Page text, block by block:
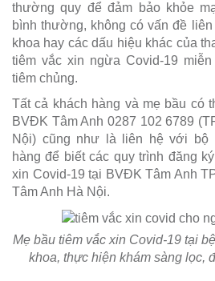
thường quy để đảm bảo khỏe
bình thường, không có vấn đề
khoa hay các dấu hiệu khác của
tiêm vắc xin ngừa Covid-19
tiêm chủng.
Tất cả khách hàng và mẹ bầu có
BVĐK Tâm Anh 0287 102 6789
Nội) cũng như là liên hệ với bộ
hàng để biết các quy trình đăng
xin Covid-19 tại BVĐK Tâm Anh
Tâm Anh Hà Nội.
Mẹ bầu tiêm vắc xin Covid-19 tại
khoa, thực hiện khám sàng lọc,